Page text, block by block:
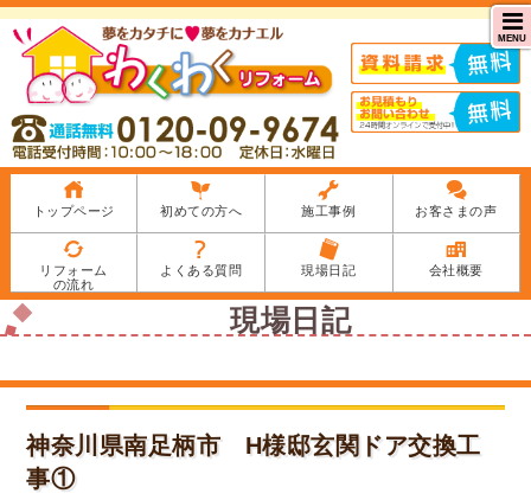
MENU
トップページ 初めての方へ 施工事例 お客さまの声
リフォーム
の流れ
よくある質問 現場日記 会社概要
現場日記
神奈川県南足柄市 H様邸玄関ドア交換工
事①